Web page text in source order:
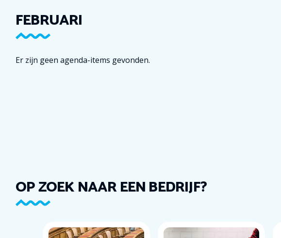
FEBRUARI
Er zijn geen agenda-items gevonden.
OP ZOEK NAAR EEN BEDRIJF?